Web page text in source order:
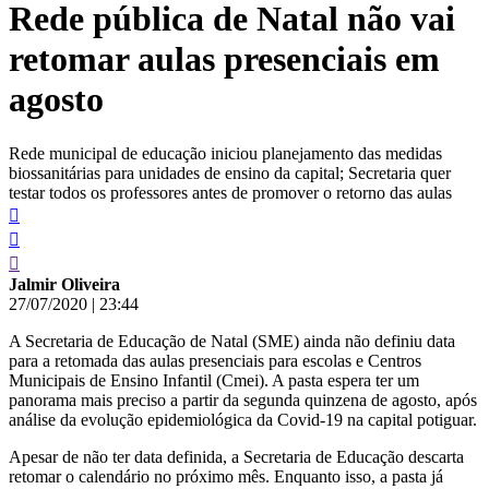
conteúdo
Rede pública de Natal não vai
retomar aulas presenciais em
agosto
Rede municipal de educação iniciou planejamento das medidas
biossanitárias para unidades de ensino da capital; Secretaria quer
testar todos os professores antes de promover o retorno das aulas
Jalmir Oliveira
27/07/2020 | 23:44
A Secretaria de Educação de Natal (SME) ainda não definiu data
para a retomada das aulas presenciais para escolas e Centros
Municipais de Ensino Infantil (Cmei). A pasta espera ter um
panorama mais preciso a partir da segunda quinzena de agosto, após
análise da evolução epidemiológica da Covid-19 na capital potiguar.
Apesar de não ter data definida, a Secretaria de Educação descarta
retomar o calendário no próximo mês. Enquanto isso, a pasta já